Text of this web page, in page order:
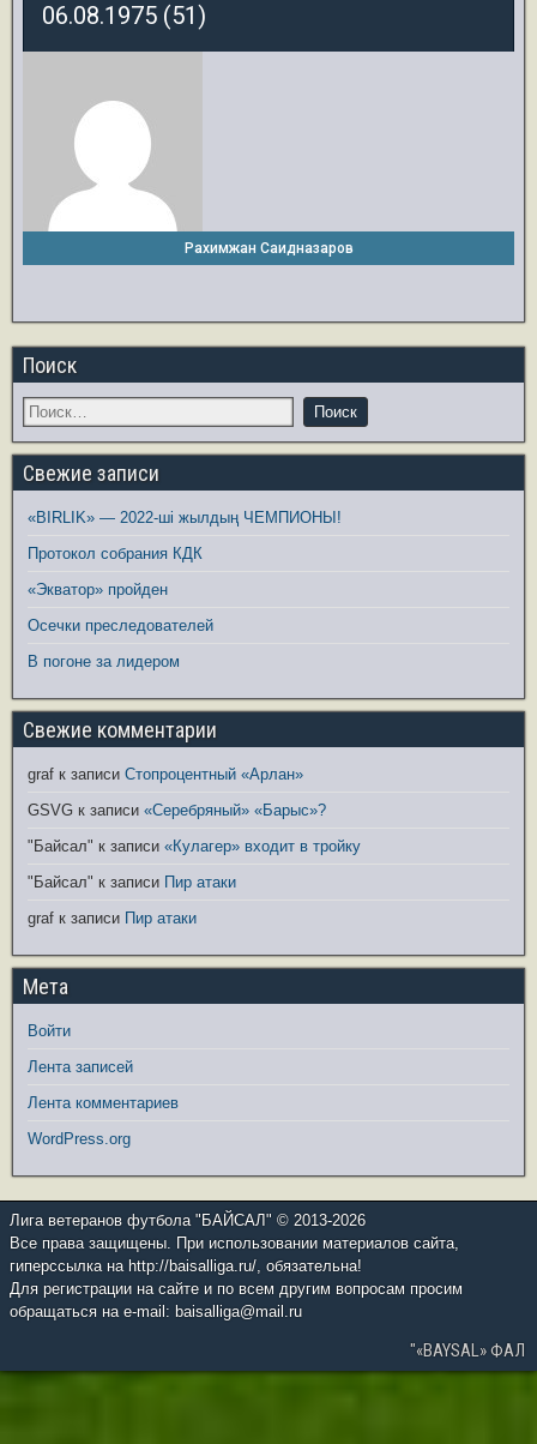
06.08.1975 (51)
Рахимжан Саидназаров
Поиск
Свежие записи
«BIRLIK» — 2022-ші жылдың ЧЕМПИОНЫ!
Протокол собрания КДК
«Экватор» пройден
Осечки преследователей
В погоне за лидером
Свежие комментарии
graf к записи Стопроцентный «Арлан»
GSVG к записи «Серебряный» «Барыс»?
"Байсал" к записи «Кулагер» входит в тройку
"Байсал" к записи Пир атаки
graf к записи Пир атаки
Мета
Войти
Лента записей
Лента комментариев
WordPress.org
Лига ветеранов футбола "БАЙСАЛ" © 2013-2026
Все права защищены. При использовании материалов сайта,
гиперссылка на http://baisalliga.ru/, обязательна!
Для регистрации на сайте и по всем другим вопросам просим
обращаться на e-mail: baisalliga@mail.ru
"«BAYSAL» ФАЛ